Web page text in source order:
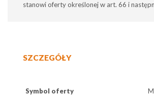
stanowi oferty określonej w art. 66 i
SZCZEGÓŁY
Symbol oferty